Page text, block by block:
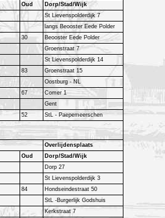
Oud
Dorp/Stad/Wijk
St Lievenspolderdijk 7
langs Beooster Eede Polder
30
Beooster Eede Polder
Groenstraat 7
St Lievenspolderdijk 14
83
Groenstraat 15
Oostburg - NL
67
Comer 1
Gent
52 StL - Paepemeerschen
Overlijdensplaats
Oud
Dorp/Stad/Wijk
Dorp 27
St Lievenspolderdijk 3
84
Hondseindestraat 50
StL -Burgerlijk Godshuis
Kerkstraat 7